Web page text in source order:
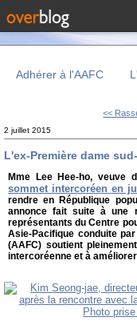
Adhérer à l'AAFC
<<
2 juillet 2015
L'ex-Première dame
Mme Lee Hee-ho, veuve
sommet intercoréen en
rendre en République
annonce fait suite à une
représentants du Centre
Asie-Pacifique conduite
(AAFC) soutient
intercoréenne et à